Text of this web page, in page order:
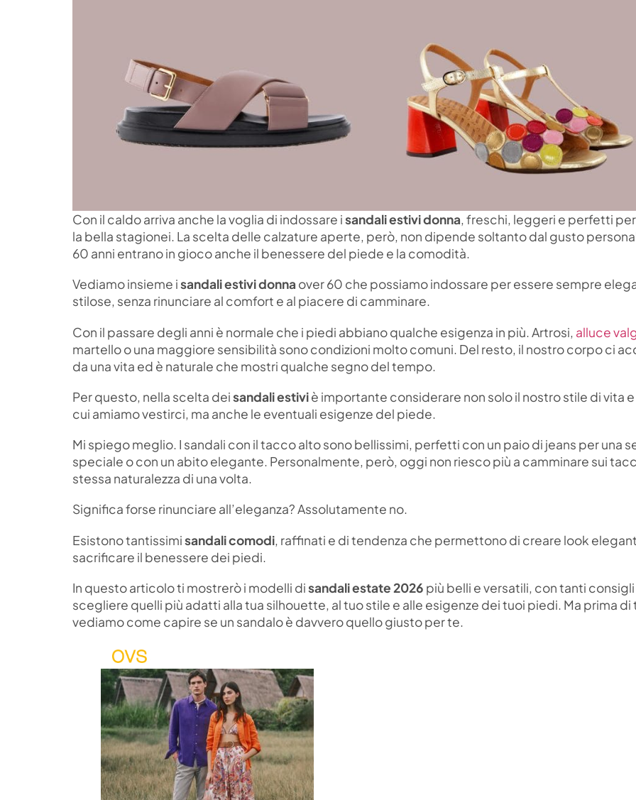
Con il caldo arriva anche la voglia di indossare isandali estivi donna, freschi, leggeri e perfetti
la bella stagionei. La scelta delle calzature aperte, però, non dipende soltanto dal gusto
60 anni entrano in gioco anche il benessere del piede e la comodità.
Vediamo insieme isandali estivi donna over 60 che possiamo indossare per essere sempre
stilose, senza rinunciare al comfort e al piacere di camminare.
Con il passare degli anni è normale che i piedi abbiano qualche esigenza in più. Artrosi, alluce
martello o una maggiore sensibilità sono condizioni molto comuni. Del resto, il nostro corpo ci
da una vita ed è naturale che mostri qualche segno del tempo.
Per questo, nella scelta deisandali estiviè importante considerare non solo il nostro stile di vita
cui amiamo vestirci, ma anche le eventuali esigenze del piede.
Mi spiego meglio. I sandali con il tacco alto sono bellissimi, perfetti con un paio di jeans per una
speciale o con un abito elegante. Personalmente, però, oggi non riesco più a camminare sui
stessa naturalezza di una volta.
Significa forse rinunciare all’eleganza? Assolutamente no.
Esistono tantissimisandali comodi, raffinati e di tendenza che permettono di creare look
sacrificare il benessere dei piedi.
In questo articolo ti mostrerò i modelli disandali estate 2026 più belli e versatili, con tanti
scegliere quelli più adatti alla tua silhouette, al tuo stile e alle esigenze dei tuoi piedi. Ma prima
vediamo come capire se un sandalo è davvero quello giusto per te.